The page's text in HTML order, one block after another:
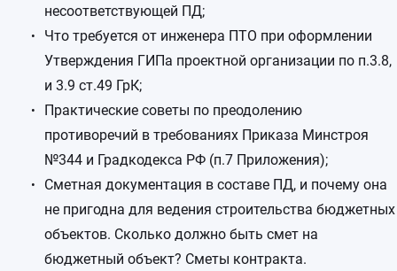
несоответствующей ПД;
Что требуется от инженера ПТО при оформлении
Утверждения ГИПа проектной организации по п.3.8,
и 3.9 ст.49 ГрК;
Практические советы по преодолению
противоречий в требованиях Приказа Минстроя
№344 и Градкодекса РФ (п.7 Приложения);
Сметная документация в составе ПД, и почему она
не пригодна для ведения строительства бюджетных
объектов. Сколько должно быть смет на
бюджетный объект? Сметы контракта.